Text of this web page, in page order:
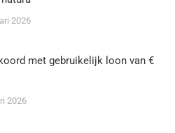
2026
met gebruikelijk loon van €
2026